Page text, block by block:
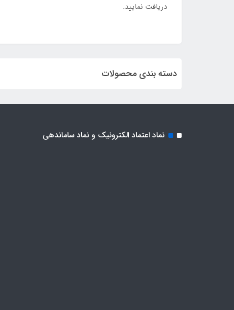
دریافت نمایید.
دسته بندی محصولات
نماد اعتماد الکترونیک و نماد ساماندهی